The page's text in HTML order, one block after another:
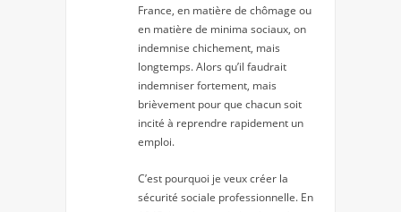
France, en matière de chômage ou
en matière de minima sociaux, on
indemnise chichement, mais
longtemps. Alors qu’il faudrait
indemniser fortement, mais
brièvement pour que chacun soit
incité à reprendre rapidement un
emploi.
C’est pourquoi je veux créer la
sécurité sociale professionnelle. En